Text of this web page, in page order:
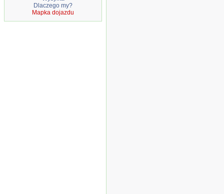
Dlaczego my?
Mapka dojazdu